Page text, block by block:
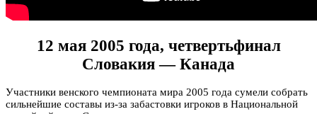
12 мая 2005 года, четвертьфинал
Словакия — Канада
Участники венского чемпионата мира 2005 года сумели собрать
сильнейшие составы из-за забастовки игроков в Национальной